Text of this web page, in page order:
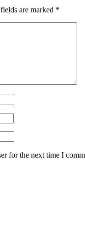
are marked *
for the next time I